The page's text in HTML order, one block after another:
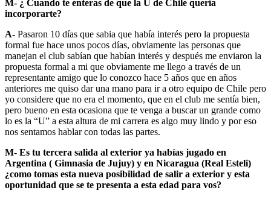
M- ¿ Cuando te enteras de que la U de Chile quería
incorporarte?
A- Pasaron 10 días que sabia que había interés pero la propuesta
formal fue hace unos pocos días, obviamente las personas que
manejan el club sabían que habían interés y después me enviaron la
propuesta formal a mi que obviamente me llego a través de un
representante amigo que lo conozco hace 5 años que en años
anteriores me quiso dar una mano para ir a otro equipo de Chile pero
yo considere que no era el momento, que en el club me sentía bien,
pero bueno en esta ocasiona que te venga a buscar un grande como
lo es la “U” a esta altura de mi carrera es algo muy lindo y por eso
nos sentamos hablar con todas las partes.
M- Es tu tercera salida al exterior ya habías jugado en
Argentina ( Gimnasia de Jujuy) y en Nicaragua (Real Esteli)
¿como tomas esta nueva posibilidad de salir a exterior y esta
oportunidad que se te presenta a esta edad para vos?